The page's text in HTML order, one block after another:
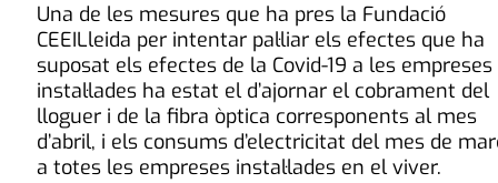
Una de les mesures que ha pres la Fundació
CEEILleida per intentar pal·liar els efectes que ha
suposat els efectes de la Covid-19 a les empreses
instal·lades ha estat el d’ajornar el cobrament del
lloguer i de la fibra òptica corresponents al mes
d’abril, i els consums d’electricitat del mes de
a totes les empreses instal·lades en el viver.